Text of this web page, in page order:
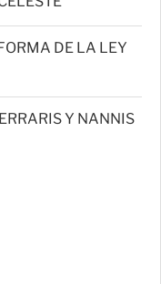
DE LA LEY
Y NANNIS